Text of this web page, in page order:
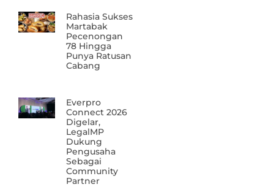
Rahasia Sukses
Martabak
Pecenongan
78 Hingga
Punya Ratusan
Cabang
Everpro
Connect 2026
Digelar,
LegalMP
Dukung
Pengusaha
Sebagai
Community
Partner